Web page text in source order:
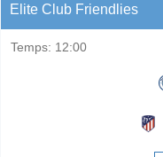
Elite Club Friendlies
Temps: 12:00